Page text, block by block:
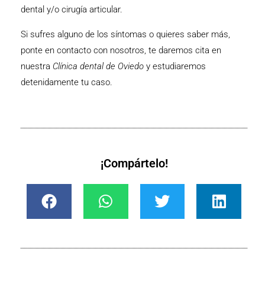
dental y/o cirugía articular.
Si sufres alguno de los síntomas o quieres saber más,
ponte en contacto con nosotros, te daremos cita en
nuestra Clínica dental de Oviedo y estudiaremos
detenidamente tu caso.
¡Compártelo!